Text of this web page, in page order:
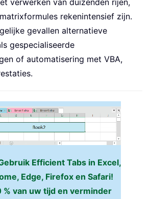
verwerken van duizenden rijen,
rekenintensief zijn.
gevallen alternatieve
gespecialiseerde
of automatisering met VBA,
Efficient Tabs in Excel,
Edge, Firefox en Safari!
% van uw tijd en verminder